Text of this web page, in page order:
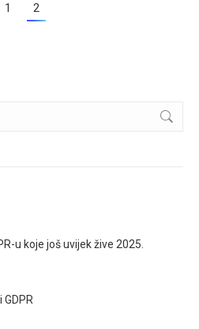
1 2
u koje još uvijek žive 2025.